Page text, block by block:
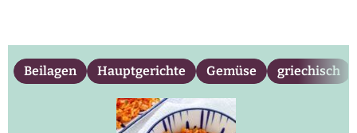
Beilagen Hauptgerichte Gemüse griechisch